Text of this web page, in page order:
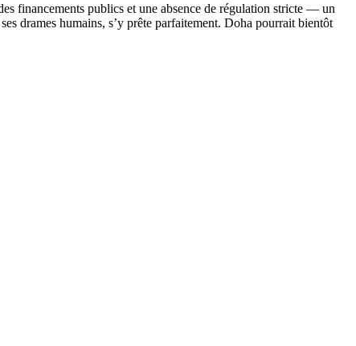
financements publics et une absence de régulation stricte — un
drames humains, s’y prête parfaitement. Doha pourrait bientôt